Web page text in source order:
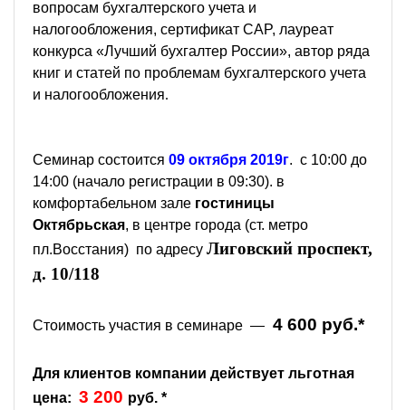
вопросам бухгалтерского учета и
налогообложения, сертификат CAP, лауреат
конкурса «Лучший бухгалтер России», автор ряда
книг и статей по проблемам бухгалтерского учета
и налогообложения.
Семинар состоится 09 октября 2019г. с 10:00 до
14:00 (начало регистрации в 09:30). в
комфортабельном зале гостиницы
Октябрьская, в центре города (ст. метро
пл.Восстания) по адресу Лиговский проспект,
д. 10/118
Стоимость участия в семинаре — 4 600 руб.*
Для клиентов компании действует льготная
цена: 3 200 руб. *